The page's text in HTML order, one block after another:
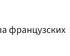
французских